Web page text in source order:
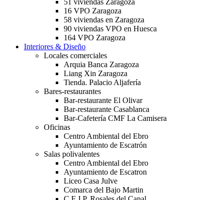
51 viviendas Zaragoza
16 VPO Zaragoza
58 viviendas en Zaragoza
90 viviendas VPO en Huesca
164 VPO Zaragoza
Interiores & Diseño
Locales comerciales
Arquia Banca Zaragoza
Liang Xin Zaragoza
Tienda. Palacio Aljafería
Bares-restaurantes
Bar-restaurante El Olivar
Bar-restaurante Casablanca
Bar-Cafetería CMF La Camisera
Oficinas
Centro Ambiental del Ebro
Ayuntamiento de Escatrón
Salas polivalentes
Centro Ambiental del Ebro
Ayuntamiento de Escatron
Liceo Casa Julve
Comarca del Bajo Martin